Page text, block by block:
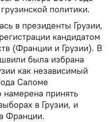
политики.
в президенты Грузии,
кандидатом
(Франции и Грузии). В
была избрана
как независимый
Саломе
намерена принять
в Грузии, и
Франции.